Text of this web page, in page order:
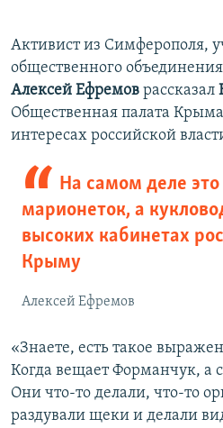
Активист из Симферополя,
общественного
Алексей Ефремов рассказал
Общественная палата Крыма
интересах российской
На самом деле
марионеток, а
высоких кабинетах
Крыму
Алексей Ефремов
«Знаете, есть такое
Когда вещает Форманчук, а
Они что-то делали, что-то
раздували щеки и делали